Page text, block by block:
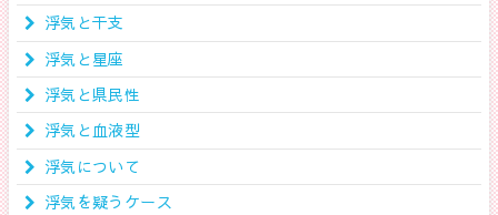
浮気と干支
浮気と星座
浮気と県民性
浮気と血液型
浮気について
浮気を疑うケース